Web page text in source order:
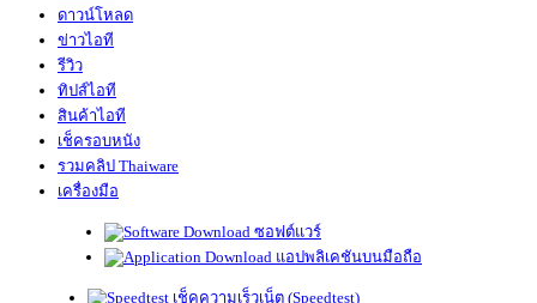
ดาวน์โหลด
ข่าวไอที
รีวิว
ทิปส์ไอที
สินค้าไอที
เช็ครอบหนัง
รวมคลิป Thaiware
เครื่องมือ
ซอฟต์แวร์
แอปพลิเคชันบนมือถือ
เช็คความเร็วเน็ต (Speedtest)